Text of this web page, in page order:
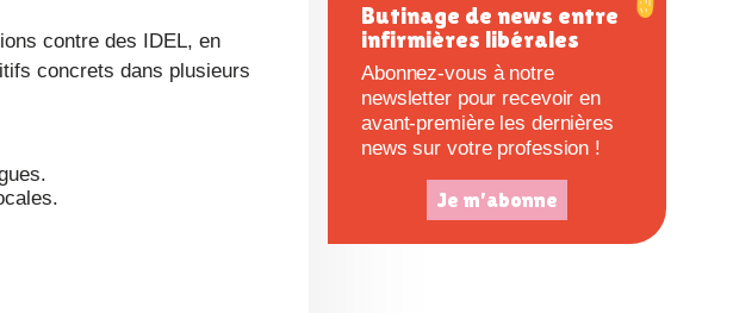
contre des IDEL, en
concrets dans plusieurs
e
Butinage de news entre
infirmières libérales
Abonnez-vous à notre
newsletter pour recevoir en
avant-première les dernières
news sur votre profession !
Je m'abonne